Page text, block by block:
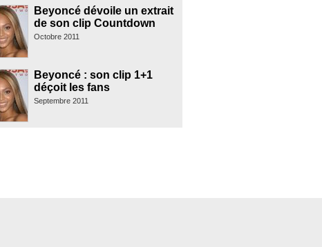
Beyoncé dévoile un extrait
de son clip Countdown
Octobre 2011
Beyoncé : son clip 1+1
déçoit les fans
Septembre 2011